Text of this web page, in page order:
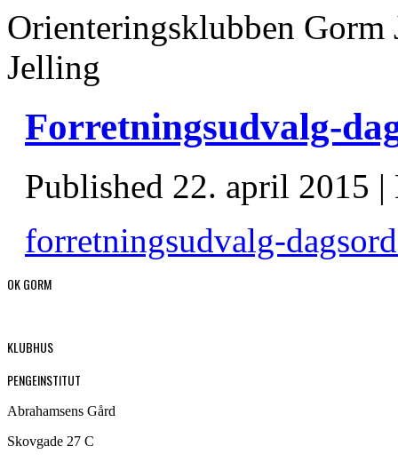
Orienteringsklubben
Jelling
Forretningsudvalg-
Published 22. april 2015 |
forretningsudvalg-
OK GORM
KLUBHUS
PENGEINSTITUT
Abrahamsens Gård
Skovgade 27 C